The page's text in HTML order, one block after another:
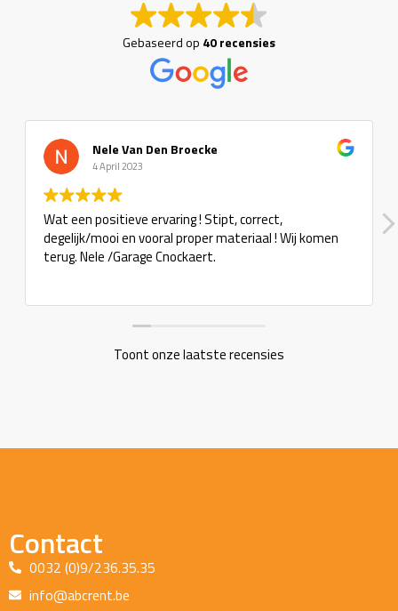
Gebaseerd op 40 recensies
Nele Van Den Broecke
4 April 2023
Wat een positieve ervaring ! Stipt, correct,
degelijk/mooi en vooral proper materiaal ! Wij komen
terug. Nele /Garage Cnockaert.
Toont onze laatste recensies
Contact
0032 (0)9/236.35.35
info@abcrent.be